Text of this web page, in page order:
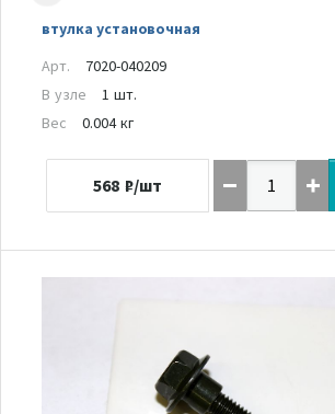
втулка установочная
Арт.
7020-040209
В узле
1 шт.
Вес
0.004 кг
568 ₽/шт